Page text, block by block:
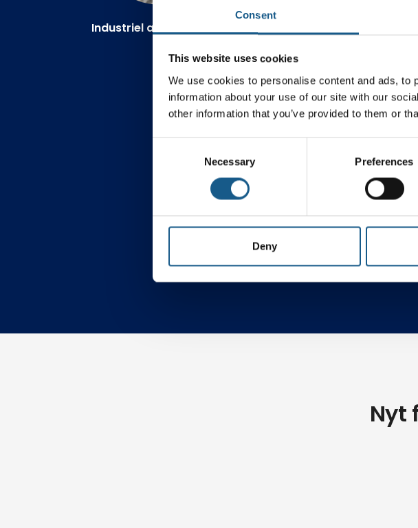
Consent
This website uses cookies
We use cookies to personalise content and ads,
information about your use of our site with our
other information that you’ve provided to them or
Necessary Preferences
Deny
Industriel automation
Procesautomatisering
Nyt